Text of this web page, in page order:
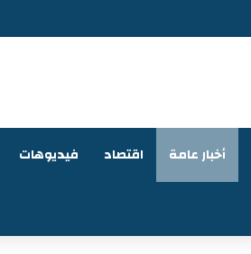
أخبار عامة اقتصاد فيديوهات